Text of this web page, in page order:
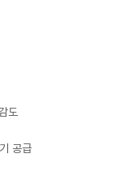
...
도
공급